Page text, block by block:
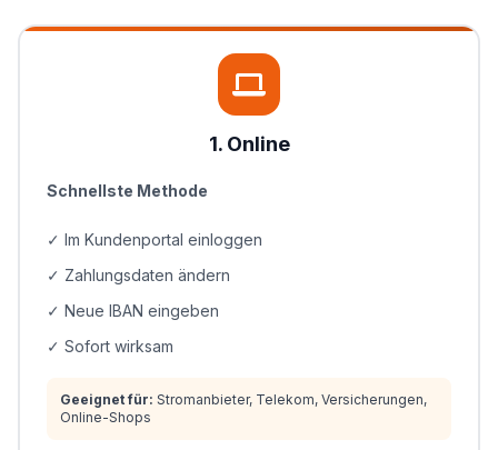
1. Online
Schnellste Methode
✓ Im Kundenportal einloggen
✓ Zahlungsdaten ändern
✓ Neue IBAN eingeben
✓ Sofort wirksam
Geeignet für: Stromanbieter, Telekom, Versicherungen,
Online-Shops